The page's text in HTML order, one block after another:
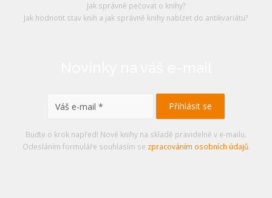
Jak správně pečovat o knihy?
Jak hodnotit stav knih a jak správně knihy nabízet do antikvariátu?
Buďte o krok napřed! Nové knihy na skladě pravidelně v e-mailu.
Odesláním formuláře souhlasím se zpracováním osobních údajů.